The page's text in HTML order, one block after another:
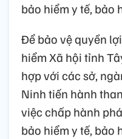
bảo hiểm y tế, bảo
Để bảo vệ quyền
hiểm Xã hội tỉnh
hợp với các sở,
Ninh tiến hành
việc chấp hành
bảo hiểm y tế, bảo